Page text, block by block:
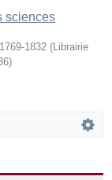
sciences
1832 ( Librairie
)